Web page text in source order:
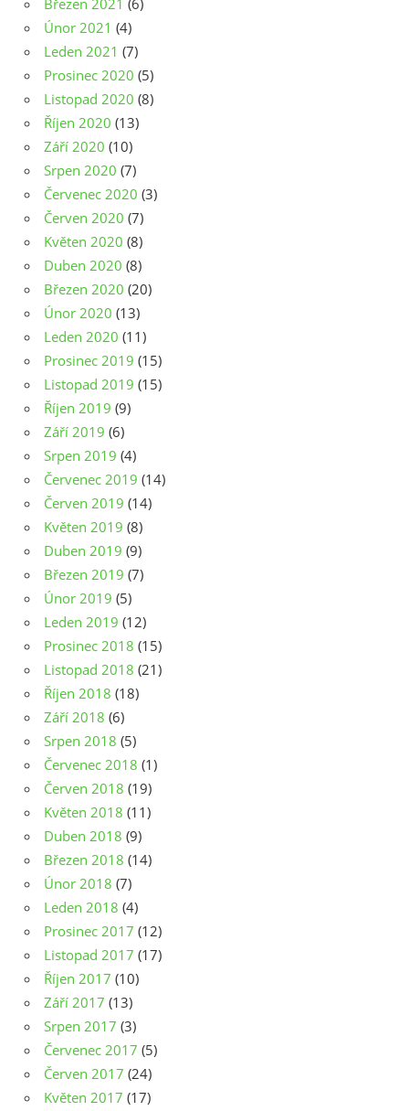
Březen 2021 (6)
Únor 2021 (4)
Leden 2021 (7)
Prosinec 2020 (5)
Listopad 2020 (8)
Říjen 2020 (13)
Září 2020 (10)
Srpen 2020 (7)
Červenec 2020 (3)
Červen 2020 (7)
Květen 2020 (8)
Duben 2020 (8)
Březen 2020 (20)
Únor 2020 (13)
Leden 2020 (11)
Prosinec 2019 (15)
Listopad 2019 (15)
Říjen 2019 (9)
Září 2019 (6)
Srpen 2019 (4)
Červenec 2019 (14)
Červen 2019 (14)
Květen 2019 (8)
Duben 2019 (9)
Březen 2019 (7)
Únor 2019 (5)
Leden 2019 (12)
Prosinec 2018 (15)
Listopad 2018 (21)
Říjen 2018 (18)
Září 2018 (6)
Srpen 2018 (5)
Červenec 2018 (1)
Červen 2018 (19)
Květen 2018 (11)
Duben 2018 (9)
Březen 2018 (14)
Únor 2018 (7)
Leden 2018 (4)
Prosinec 2017 (12)
Listopad 2017 (17)
Říjen 2017 (10)
Září 2017 (13)
Srpen 2017 (3)
Červenec 2017 (5)
Červen 2017 (24)
Květen 2017 (17)